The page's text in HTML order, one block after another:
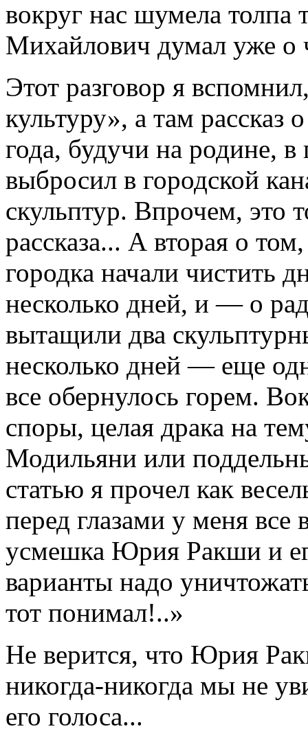
вокруг нас шумела
Михайлович думал уже о
Этот разговор я
культуру», а там
года, будучи на родине,
выбросил в городской
скульптур. Впрочем, это
рассказа... А вторая о
городка начали чистить
несколько дней, и — о
вытащили два
несколько дней — еще
все обернулось горем.
споры, целая драка на
Модильяни или
статью я прочел как
перед глазами у меня все
усмешка Юрия Ракши и
варианты надо
тот понимал!..»
Не верится, что Юрия
никогда-никогда мы не
его голоса...